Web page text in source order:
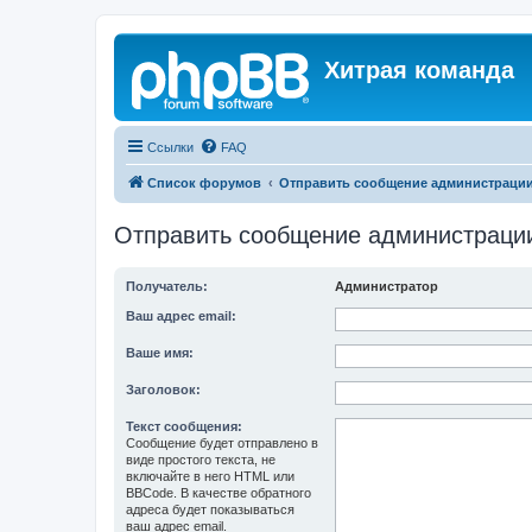
Хитрая команда
Ссылки FAQ
Список форумов Отправить сообщение
Отправить сообщение
Получатель: Администратор
Ваш адрес email:
Ваше имя:
Заголовок:
Текст сообщения:
Сообщение будет отправлено в
виде простого текста, не
включайте в него HTML или
BBCode. В качестве обратного
адреса будет показываться
ваш адрес email.